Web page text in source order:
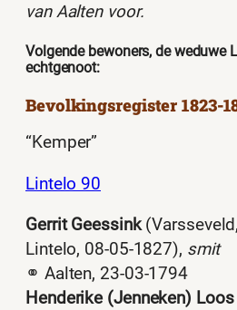
van Aalten voor.
Volgende bewoners, de weduwe
echtgenoot:
Bevolkingsregister 1823-
“Kemper”
Lintelo 90
Gerrit Geessink
Lintelo, 08-05-1827), smit
⚭ Aalten, 23-03-1794
Henderike (Jenneken)